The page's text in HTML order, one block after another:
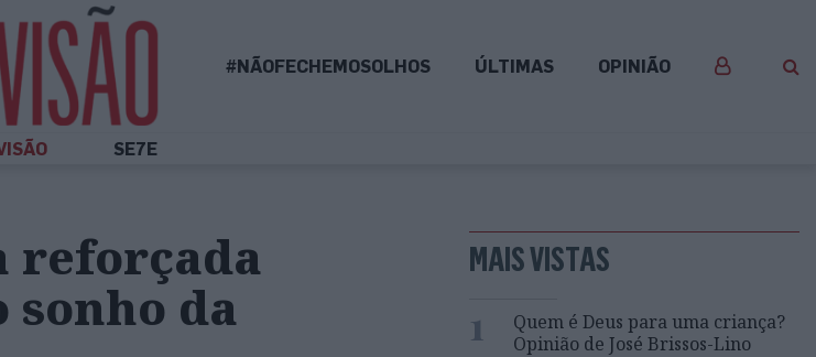
#NÃOFECHEMOSOLHOS ÚLTIMAS OPINIÃO
SE7E
reforçada
sonho da
MAIS VISTAS
1
Quem é Deus para uma criança?
Opinião de José Brissos-Lino